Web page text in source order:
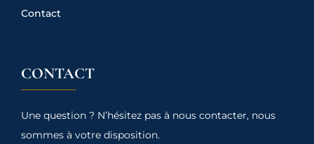
Contact
CONTACT
Une question ? N’hésitez pas à nous contacter, nous
sommes à votre disposition.